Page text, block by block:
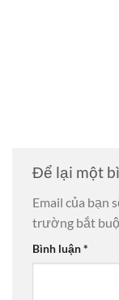
Để lại một
Email của bạn
trường bắt
Bình luận*